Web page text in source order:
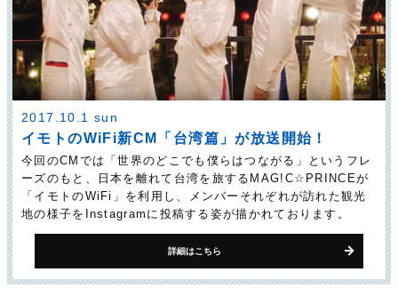
2017.10.1 sun
イモトのWiFi新CM「台湾篇」が放送開始！
今回のCMでは「世界のどこでも僕らはつながる」というフレ
ーズのもと、日本を離れて台湾を旅するMAG!C☆PRINCEが
「イモトのWiFi」を利用し、メンバーそれぞれが訪れた観光
地の様子をInstagramに投稿する姿が描かれております。
詳細はこちら